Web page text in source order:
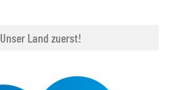
Unser Land zuerst!